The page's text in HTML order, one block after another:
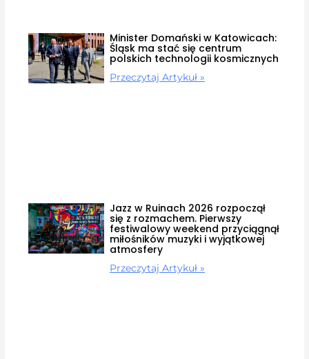
Minister Domański w Katowicach:
Śląsk ma stać się centrum
polskich technologii kosmicznych
Przeczytaj Artykuł »
Jazz w Ruinach 2026 rozpoczął
się z rozmachem. Pierwszy
festiwalowy weekend przyciągnął
miłośników muzyki i wyjątkowej
atmosfery
Przeczytaj Artykuł »